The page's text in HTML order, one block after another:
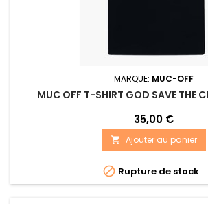
MARQUE: MUC-OFF
MUC OFF T-SHIRT GOD SAVE THE
35,00 €
 Ajouter au panier
 Rupture de stock